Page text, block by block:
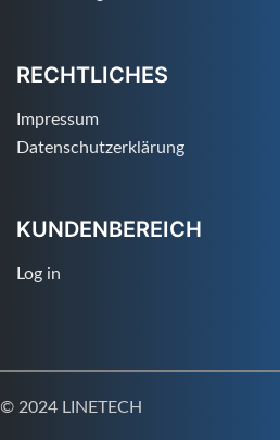
RECHTLICHES
Impressum
Datenschutzerklärung
KUNDENBEREICH
Log in
© 2024 LINETECH